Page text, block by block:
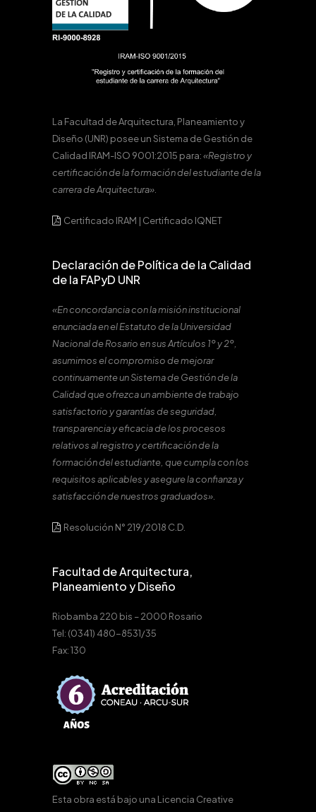
La Facultad de Arquitectura, Planeamiento y
Diseño (UNR) posee un Sistema de Gestión de
Calidad IRAM-ISO 9001:2015 para:«Registro y
certificación de la formación del estudiante de la
carrera de Arquitectura».
Certificado IRAM | Certificado IQNET
Declaración de Política de la Calidad
de la FAPyD UNR
«En concordancia con la misión institucional
enunciada en el Estatuto de la Universidad
Nacional de Rosario en sus Artículos 1º y 2º,
asumimos el compromiso de mejorar
continuamente un Sistema de Gestión de la
Calidad que ofrezca un ambiente de trabajo
satisfactorio y garantías de seguridad,
transparencia y eficacia de los procesos
relativos al registro y certificación de la
formación del estudiante, que cumpla con los
requisitos aplicables y asegure la confianza y
satisfacción de nuestros graduados».
Resolución N° 219/2018 C.D.
Facultad de Arquitectura,
Planeamiento y Diseño
Riobamba 220 bis – 2000 Rosario
Tel: (0341) 480-8531/35
Fax: 130
Esta obra está bajo una Licencia Creative